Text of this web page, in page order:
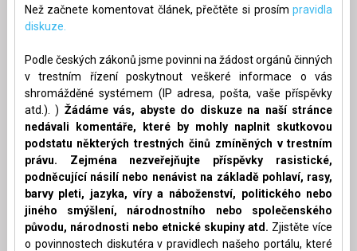
Než začnete komentovat článek, přečtěte si prosímpravidla
diskuze.
Podle českých zákonů jsme povinni na žádost orgánů činných
v trestním řízení poskytnout veškeré informace o vás
shromážděné systémem (IP adresa, pošta, vaše příspěvky
atd.). ) Žádáme vás, abyste do diskuze na naší stránce
nedávali komentáře, které by mohly naplnit skutkovou
podstatu některých trestných činů zmíněných v trestním
právu. Zejména nezveřejňujte příspěvky rasistické,
podněcující násilí nebo nenávist na základě pohlaví, rasy,
barvy pleti, jazyka, víry a náboženství, politického nebo
jiného smýšlení, národnostního nebo společenského
původu, národnosti nebo etnické skupiny atd. Zjistěte více
o povinnostech diskutéra v pravidlech našeho portálu, které